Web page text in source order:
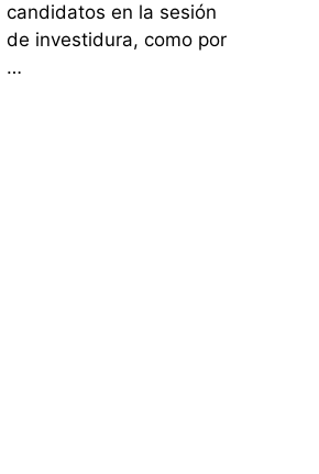
candidatos en la sesión
de investidura, como por
…